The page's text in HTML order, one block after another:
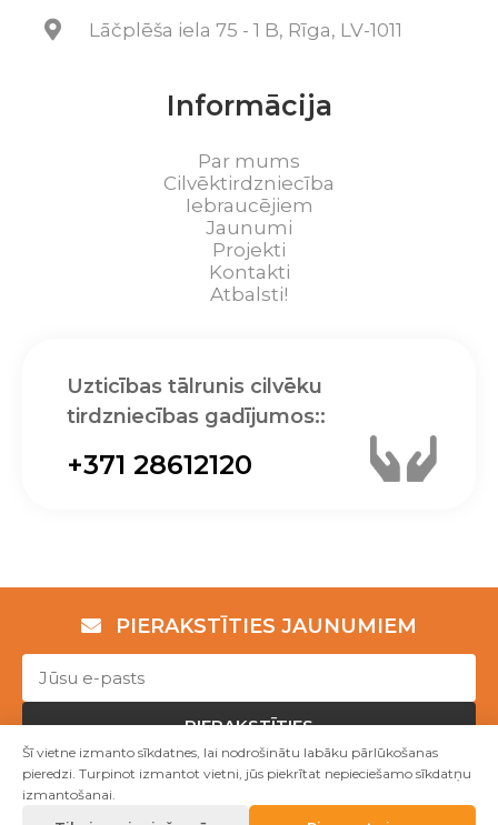
Lāčplēša iela 75 - 1 B, Rīga, LV-1011
Informācija
Par mums
Cilvēktirdzniecība
Iebraucējiem
Jaunumi
Projekti
Kontakti
Atbalsti!
Uzticības tālrunis cilvēku
tirdzniecības gadījumos::
+371 28612120
PIERAKSTĪTIES JAUNUMIEM
PIERAKSTĪTIES
Copyright © NVO "Patvērums "Drošā māja"" 2023
Šī vietne izmanto sīkdatnes, lai nodrošinātu labāku pārlūkošanas
pieredzi. Turpinot izmantot vietni, jūs piekrītat nepieciešamo sīkdatņu
izmantošanai.